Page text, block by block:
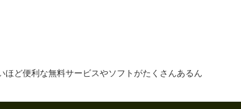
ど便利な無料サービスやソフトがたくさんあるん